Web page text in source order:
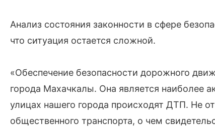
Анализ состояния законности в сфере
что ситуация остается сложной.
«Обеспечение безопасности дорожного
города Махачкалы. Она является наиболее
улицах нашего города происходят ДТП. Не
общественного транспорта, о чем